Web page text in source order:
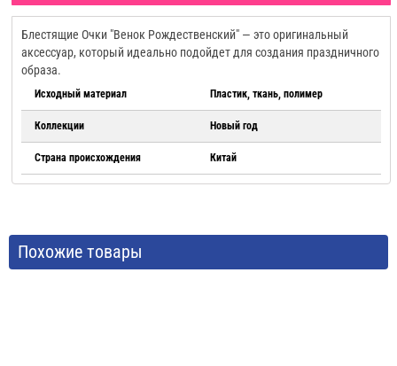
Блестящие Очки "Венок Рождественский" — это оригинальный
аксессуар, который идеально подойдет для создания праздничного
образа.
Исходный материал Пластик, ткань, полимер
Коллекции Новый год
Страна происхождения Китай
Похожие товары